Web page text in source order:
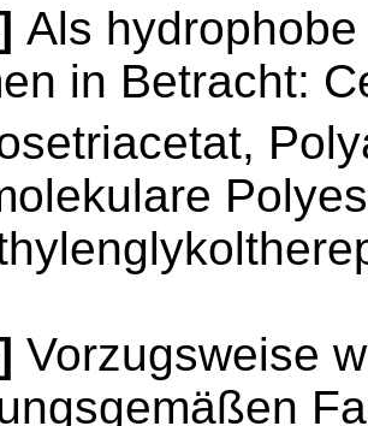
Als
in Betracht:
Vorzugsweise